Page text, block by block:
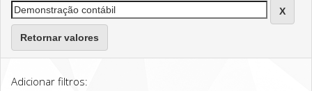
Retornar valores
Adicionar filtros: